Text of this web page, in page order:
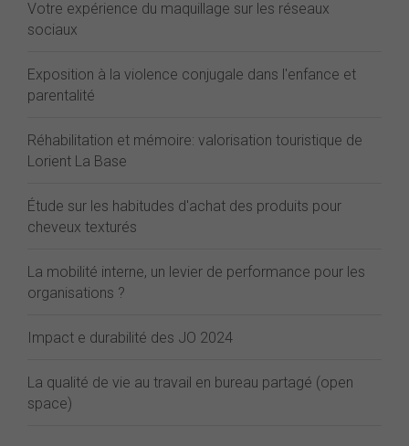
Votre expérience du maquillage sur les réseaux
sociaux
Exposition à la violence conjugale dans l'enfance et
parentalité
Réhabilitation et mémoire: valorisation touristique de
Lorient La Base
Étude sur les habitudes d'achat des produits pour
cheveux texturés
La mobilité interne, un levier de performance pour les
organisations ?
Impact e durabilité des JO 2024
La qualité de vie au travail en bureau partagé (open
space)